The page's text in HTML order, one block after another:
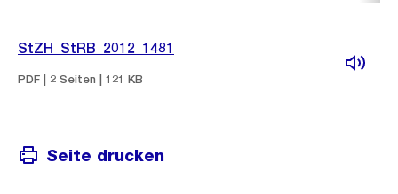
StZH_StRB_2012_1481
PDF | 2 Seiten | 121 KB
Seite drucken